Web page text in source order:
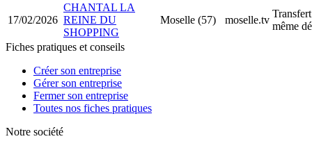
17/02/2026
CHANTAL LA
REINE DU
SHOPPING
Moselle (57) moselle.tv
même
Fiches pratiques et conseils
Créer son entreprise
Gérer son entreprise
Fermer son entreprise
Toutes nos fiches pratiques
Notre société